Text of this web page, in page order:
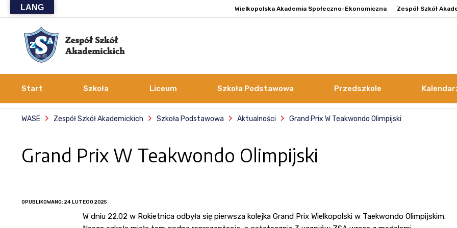
Wielkopolska Akademia Społeczno-Ekonomiczna Zespół Szkół
Start Szkoła Liceum Szkoła Podstawowa Przedszkole
WASE Zespół Szkół Akademickich Szkoła Podstawowa Aktualności Grand Prix W Teakwondo Olimpijski
Grand Prix W Teakwondo Olimpijski
OPUBLIKOWANO: 24 LUTEGO 2025
W dniu 22.02 w Rokietnica odbyła się pierwsza kolejka Grand Prix Wielkopolski w Taekwondo Olimpijskim.
LANG